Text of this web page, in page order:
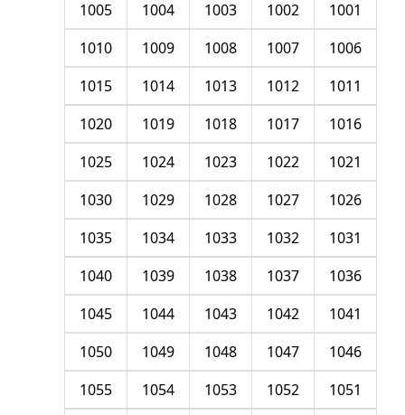
1001
1002
1003
1004
1005
1006
1007
1008
1009
1010
1011
1012
1013
1014
1015
1016
1017
1018
1019
1020
1021
1022
1023
1024
1025
1026
1027
1028
1029
1030
1031
1032
1033
1034
1035
1036
1037
1038
1039
1040
1041
1042
1043
1044
1045
1046
1047
1048
1049
1050
1051
1052
1053
1054
1055